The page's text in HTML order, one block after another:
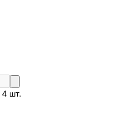
4 шт.